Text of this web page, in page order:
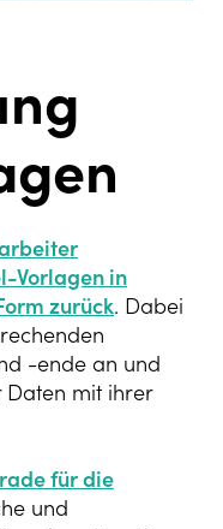
Vorlagen in
zurück. Dabei
-ende an und
Daten mit ihrer
für die
und